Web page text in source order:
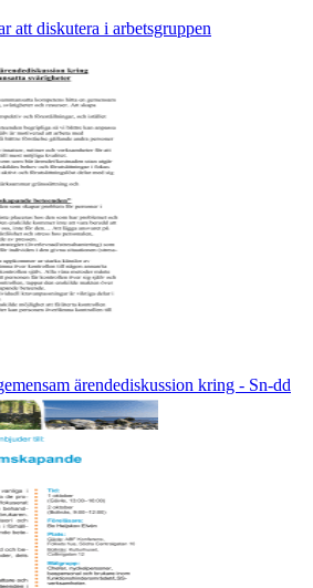
att diskutera i arbetsgruppen
ärendediskussion kring - Sn-dd